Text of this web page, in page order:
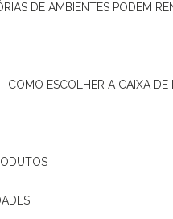
DE AMBIENTES PODEM
COMO ESCOLHER A CAIXA